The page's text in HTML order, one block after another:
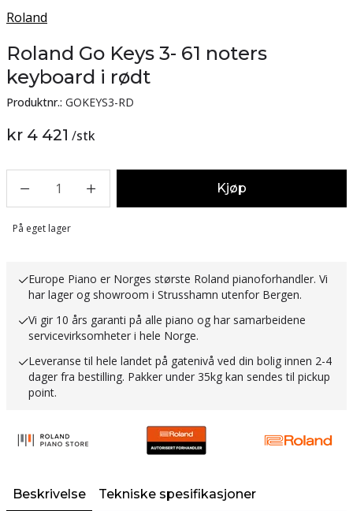
Roland
Roland Go Keys 3- 61 noters
keyboard i rødt
Produktnr.: GOKEYS3-RD
kr 4 421 /stk
1 Kjøp
Lager
På eget lager
Europe Piano er Norges største Roland pianoforhandler. Vi
har lager og showroom i Strusshamn utenfor Bergen.
Vi gir 10 års garanti på alle piano og har samarbeidene
servicevirksomheter i hele Norge.
Leveranse til hele landet på gatenivå ved din bolig innen 2-4
dager fra bestilling. Pakker under 35kg kan sendes til pickup
point.
Beskrivelse Tekniske spesifikasjoner